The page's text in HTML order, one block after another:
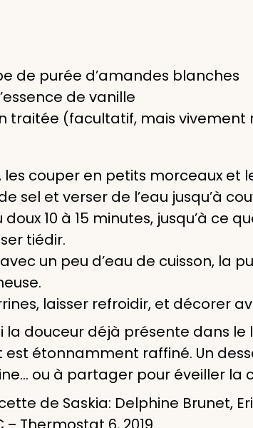
de purée d’amandes blanches
de vanille
traitée (facultatif, mais
les couper en petits morceaux et
sel et verser de l’eau jusqu’à
10 à 15 minutes, jusqu’à ce
tiédir.
un peu d’eau de cuisson, la
laisser refroidir, et décorer
la douceur déjà présente dans
est étonnamment raffiné. Un
ou à partager pour éveiller la
de Saskia: Delphine Brunet,